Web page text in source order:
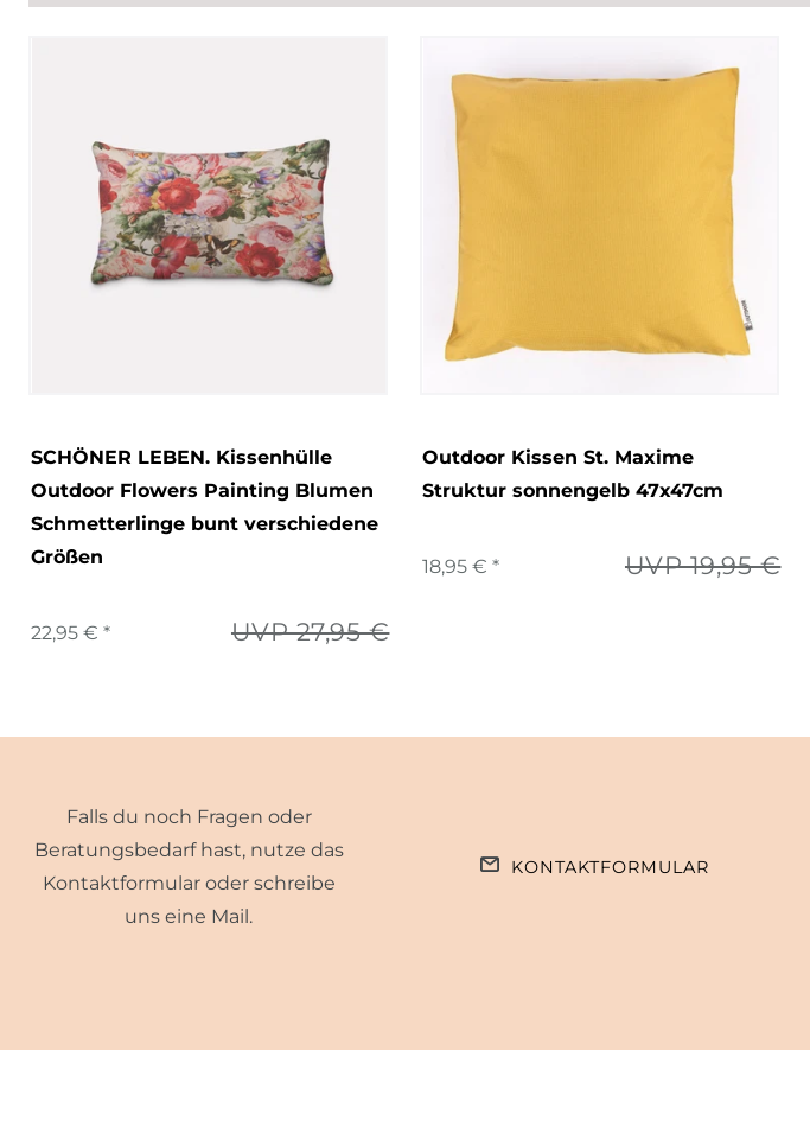
SCHÖNER LEBEN. Kissenhülle
Outdoor Flowers Painting Blumen
Schmetterlinge bunt verschiedene
Größen
UVP 27,95 €
22,95 € *
Outdoor Kissen St. Maxime
Struktur sonnengelb 47x47cm
UVP 19,95 €
18,95 € *
Falls du noch Fragen oder
Beratungsbedarf hast, nutze das
Kontaktformular oder schreibe
uns eine Mail.
KONTAKTFORMULAR